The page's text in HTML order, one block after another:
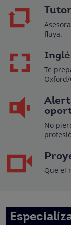
fluya.
Te
Oxford/
No
Que el